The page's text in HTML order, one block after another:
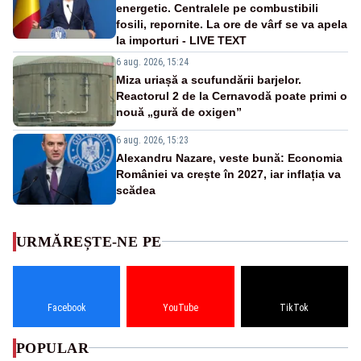
energetic. Centralele pe combustibili
fosili, repornite. La ore de vârf se va apela
la importuri - LIVE TEXT
6 aug. 2026, 15:24
Miza uriașă a scufundării barjelor.
Reactorul 2 de la Cernavodă poate primi o
nouă „gură de oxigen”
6 aug. 2026, 15:23
Alexandru Nazare, veste bună: Economia
României va crește în 2027, iar inflația va
scădea
URMĂREȘTE-NE PE
Facebook YouTube TikTok
POPULAR